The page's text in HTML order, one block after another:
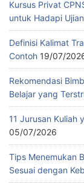
Kursus Privat
untuk Hadapi
Definisi Kalimat
Contoh 19/07/
Rekomendasi
Belajar yang
11 Jurusan Kuliah
05/07/2026
Tips Menemukan
Sesuai dengan